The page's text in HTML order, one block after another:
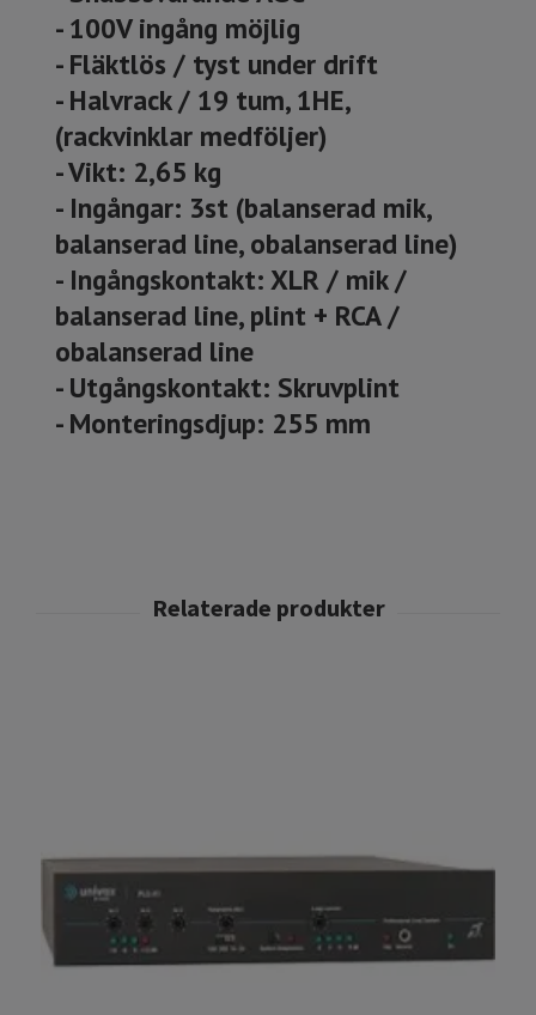
- 100V ingång möjlig
- Fläktlös / tyst under drift
- Halvrack / 19 tum, 1HE,
(rackvinklar medföljer)
- Vikt: 2,65 kg
- Ingångar: 3st (balanserad mik,
balanserad line, obalanserad line)
- Ingångskontakt: XLR / mik /
balanserad line, plint + RCA /
obalanserad line
- Utgångskontakt: Skruvplint
- Monteringsdjup: 255 mm